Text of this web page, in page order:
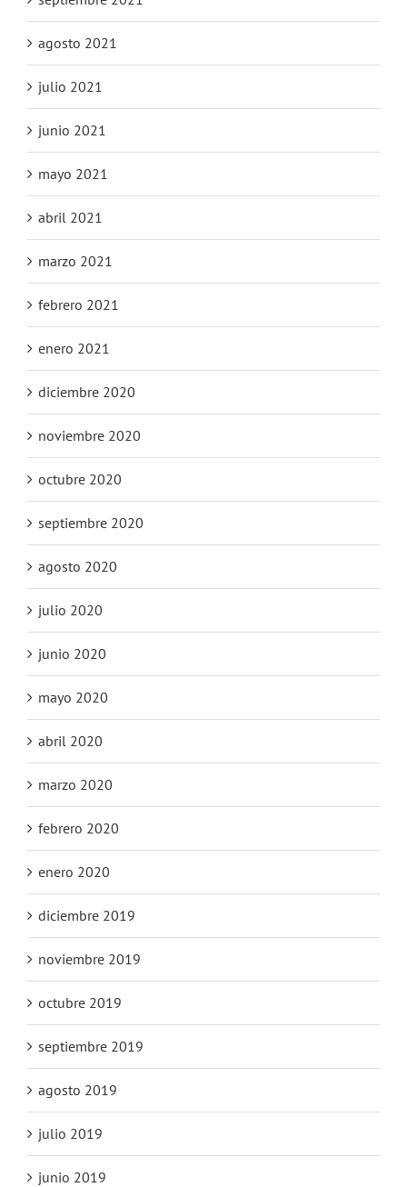
agosto 2021
julio 2021
junio 2021
mayo 2021
abril 2021
marzo 2021
febrero 2021
enero 2021
diciembre 2020
noviembre 2020
octubre 2020
septiembre 2020
agosto 2020
julio 2020
junio 2020
mayo 2020
abril 2020
marzo 2020
febrero 2020
enero 2020
diciembre 2019
noviembre 2019
octubre 2019
septiembre 2019
agosto 2019
julio 2019
junio 2019